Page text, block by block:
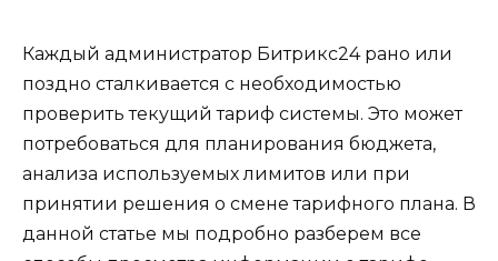
Каждый администратор Битрикс24 рано или
поздно сталкивается с необходимостью
проверить текущий тариф системы. Это может
потребоваться для планирования бюджета,
анализа используемых лимитов или при
принятии решения о смене тарифного плана. В
данной статье мы подробно разберем все